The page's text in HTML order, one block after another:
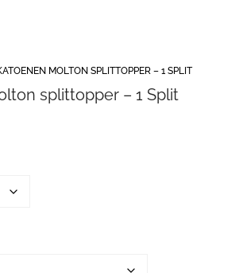
MOLTON SPLITTOPPER – 1 SPLIT
splittopper – 1 Split